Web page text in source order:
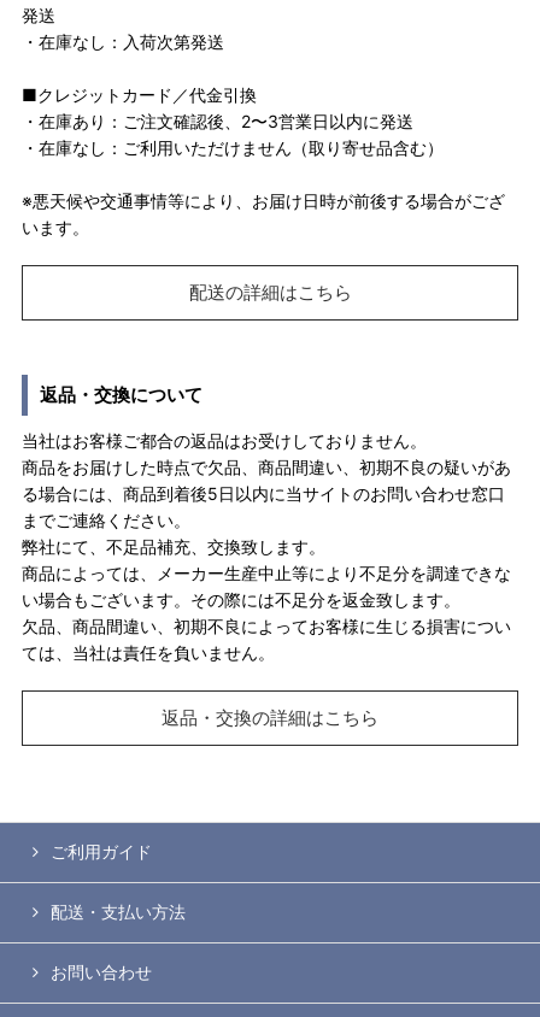
発送
・在庫なし：入荷次第発送
■クレジットカード／代金引換
・在庫あり：ご注文確認後、2〜3営業日以内に発送
・在庫なし：ご利用いただけません（取り寄せ品含む）
※悪天候や交通事情等により、お届け日時が前後する場合がござ
います。
配送の詳細はこちら
返品・交換について
当社はお客様ご都合の返品はお受けしておりません。
商品をお届けした時点で欠品、商品間違い、初期不良の疑いがあ
る場合には、商品到着後5日以内に当サイトのお問い合わせ窓口
までご連絡ください。
弊社にて、不足品補充、交換致します。
商品によっては、メーカー生産中止等により不足分を調達できな
い場合もございます。その際には不足分を返金致します。
欠品、商品間違い、初期不良によってお客様に生じる損害につい
ては、当社は責任を負いません。
返品・交換の詳細はこちら
ご利用ガイド
配送・支払い方法
お問い合わせ